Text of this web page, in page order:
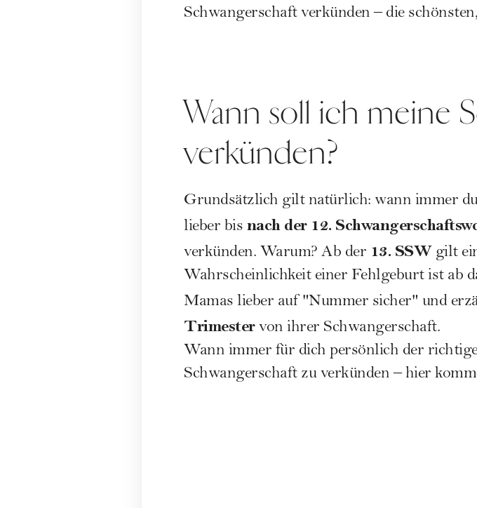
Schwangerschaft verkünden – die
Wann soll ich meine
verkünden?
Grundsätzlich gilt natürlich: wann immer
lieber bis nach der 12.
verkünden. Warum? Ab der 13. SSW gilt
Wahrscheinlichkeit einer Fehlgeburtist ab
Mamas lieber auf "Nummer sicher" und
Trimestervon ihrer Schwangerschaft.
Wann immer für dich persönlich der
Schwangerschaft zu verkünden – hier